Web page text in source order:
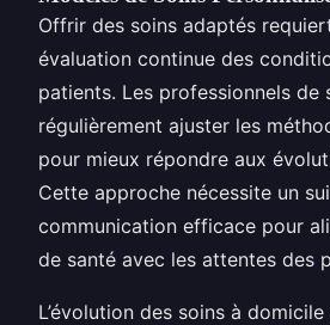
Offrir des soins adaptés
évaluation continue des
patients. Les professionnels de
régulièrement ajuster les
pour mieux répondre aux
Cette approche nécessite un
communication efficace pour
de santé avec les attentes des
L’évolution des soins à domicile